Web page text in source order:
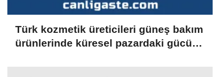
Türk kozmetik üreticileri güneş bakım
ürünlerinde küresel pazardaki gücünü